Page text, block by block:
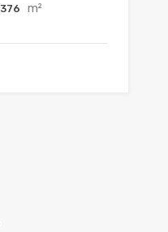
376 m²